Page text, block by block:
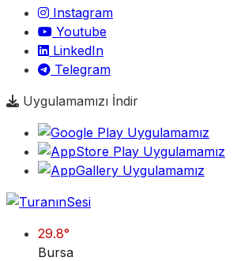
Instagram
Youtube
LinkedIn
Telegram
Uygulamamızı İndir
29.8°
Bursa